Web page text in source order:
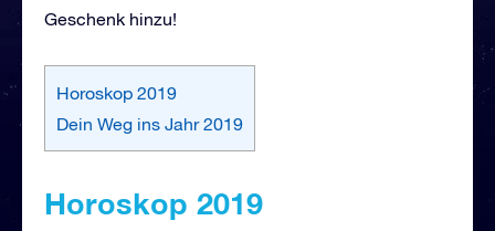
Geschenk hinzu!
Horoskop 2019
Dein Weg ins Jahr 2019
Horoskop 2019